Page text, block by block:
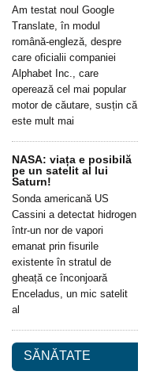
Am testat noul Google
Translate, în modul
română-engleză, despre
care oficialii companiei
Alphabet Inc., care
operează cel mai popular
motor de căutare, susțin că
este mult mai
NASA: viața e posibilă
pe un satelit al lui
Saturn!
Sonda americană US
Cassini a detectat hidrogen
într-un nor de vapori
emanat prin fisurile
existente în stratul de
gheață ce înconjoară
Enceladus, un mic satelit
al
SĂNĂTATE